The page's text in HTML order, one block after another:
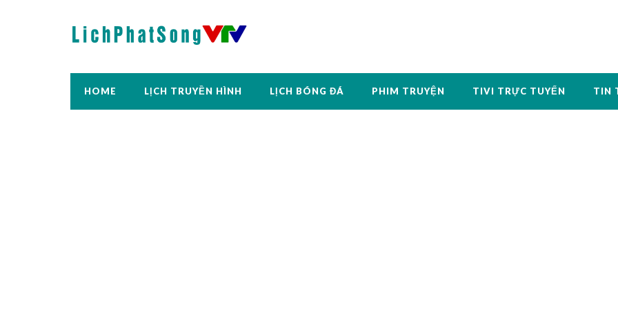
HOME LỊCH TRUYỀN HÌNH LỊCH BÓNG ĐÁ PHIM TRUYỆN TIVI TRỰC TUYẾN TIN